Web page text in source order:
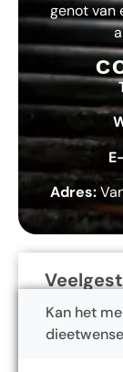
genot van
Adres:
Kan het